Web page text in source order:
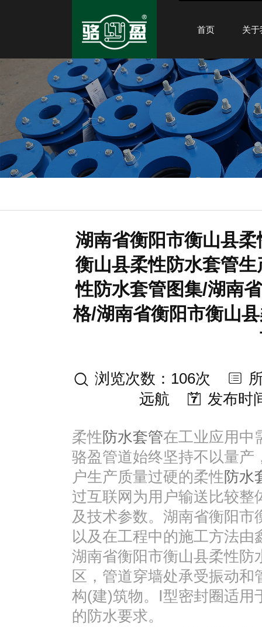
首页 关于
湖南省衡阳市衡山县
衡山县柔性防水套管
性防水套管图集/湖南
格/湖南省衡阳市衡山
浏览次数：106次
远航
发布时
柔性 防水套管在工业应用中
骆盈管道始终坚持不以量产
户生产质量过硬的柔性 防水
过互联网为用户输送比较整
及技术参数。湖南省衡阳市
以及在工程中的施工方法由
湖南省衡阳市衡山县柔性防
区，管道穿墙处承受振动
构(建)筑物。Ⅰ型密封圈适
的防水要求。